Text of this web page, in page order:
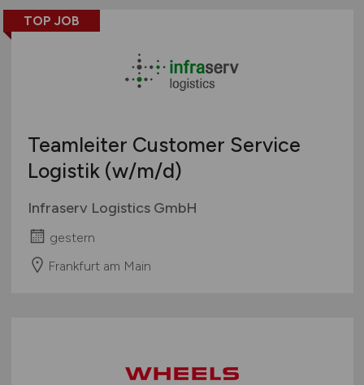
TOP JOB
Teamleiter Customer Service
Logistik (w/m/d)
Infraserv Logistics GmbH
gestern
Frankfurt am Main